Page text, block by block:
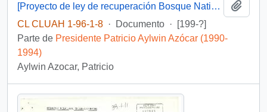
[Proyecto de ley de recuperación Bosque Nativo y Fomento Forestal: una mirada global]
CL CLUAH 1-96-1-8 · Documento ·
[199-?]
Parte de Presidente Patricio Aylwin Azócar (1990-
1994)
Aylwin Azocar, Patricio